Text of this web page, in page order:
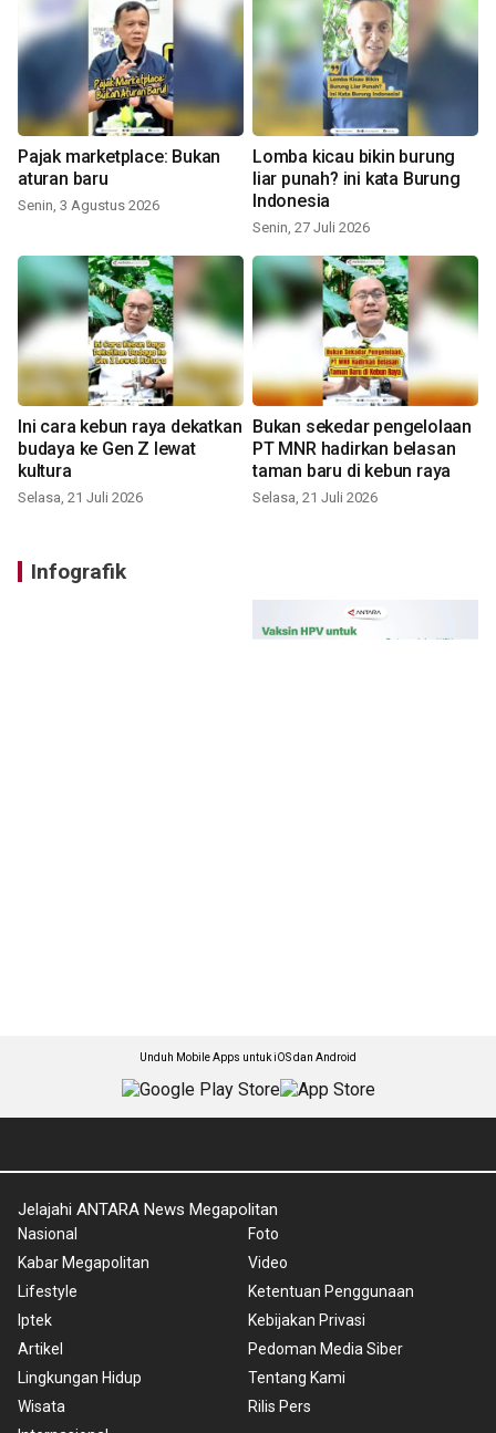
Pajak marketplace: Bukan
aturan baru
Senin, 3 Agustus 2026
Lomba kicau bikin burung
liar punah? ini kata Burung
Indonesia
Senin, 27 Juli 2026
Ini cara kebun raya dekatkan
budaya ke Gen Z lewat
kultura
Selasa, 21 Juli 2026
Bukan sekedar pengelolaan
PT MNR hadirkan belasan
taman baru di kebun raya
Selasa, 21 Juli 2026
Infografik
Unduh Mobile Apps untuk iOS dan Android
Jelajahi ANTARA News Megapolitan
Nasional
Kabar Megapolitan
Lifestyle
Iptek
Artikel
Lingkungan Hidup
Wisata
Foto
Video
Ketentuan Penggunaan
Kebijakan Privasi
Pedoman Media Siber
Tentang Kami
Rilis Pers